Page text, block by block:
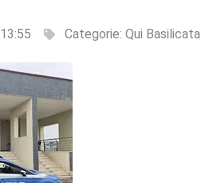
13:55 Categorie: Qui Basilicata